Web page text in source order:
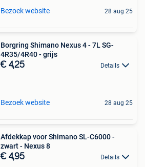
Bezoek website 28 aug 25
Borgring Shimano Nexus 4 - 7L SG-
4R35/4R40 - grijs
€ 4,25 Details
Bezoek website 28 aug 25
Afdekkap voor Shimano SL-C6000 -
zwart - Nexus 8
€ 4,95 Details